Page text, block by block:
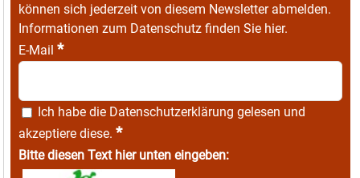
können sich jederzeit von diesem Newsletter abmelden.
Informationen zum Datenschutz finden Sie hier.
E-Mail *
Ich habe die Datenschutzerklärung gelesen und
akzeptiere diese. *
Bitte diesen Text hier unten eingeben: